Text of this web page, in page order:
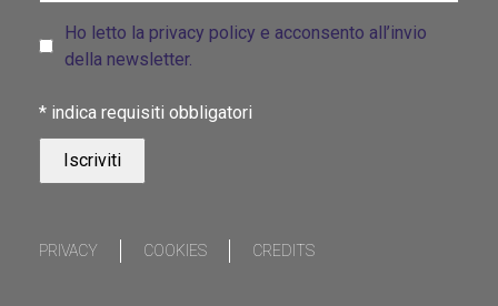
Ho letto la privacy policy e acconsento all’invio
della newsletter.
* indica requisiti obbligatori
PRIVACY COOKIES CREDITS